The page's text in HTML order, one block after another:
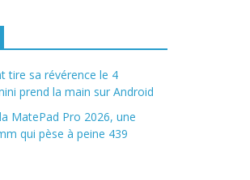
tire sa révérence le 4
prend la main sur Android
MatePad Pro 2026, une
qui pèse à peine 439